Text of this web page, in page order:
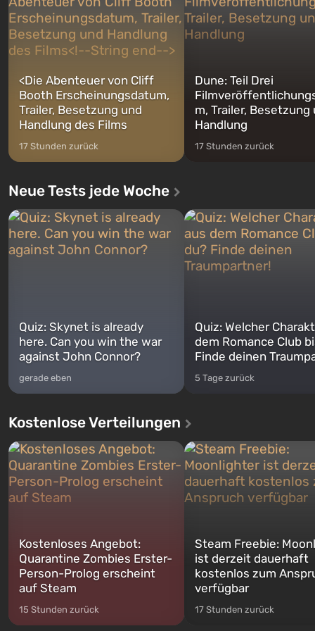
jederzeit...
<Die Abenteuer von Cliff
Booth Erscheinungsdatum,
Trailer, Besetzung und
Handlung des Films
17 Stunden zurück
Dune: Teil Drei
m, Trailer, Besetzung
Handlung
17 Stunden zurück
Neue Tests jede Woche
Quiz: Skynet is already
here. Can you win the war
against John Connor?
gerade eben
Quiz: Welcher
dem Romance Club
Finde deinen
5 Tage zurück
Kostenlose Verteilungen
Kostenloses Angebot:
Quarantine Zombies Erster-
Person-Prolog erscheint
auf Steam
15 Stunden zurück
Steam Freebie:
ist derzeit dauerhaft
kostenlos zum
verfügbar
17 Stunden zurück